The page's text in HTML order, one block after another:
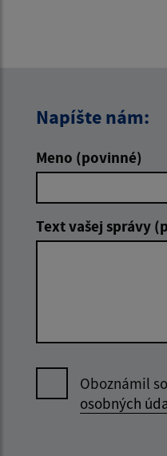
Napíšte nám:
Meno (povinné)
Text vašej správy
Oboznámil
osobných